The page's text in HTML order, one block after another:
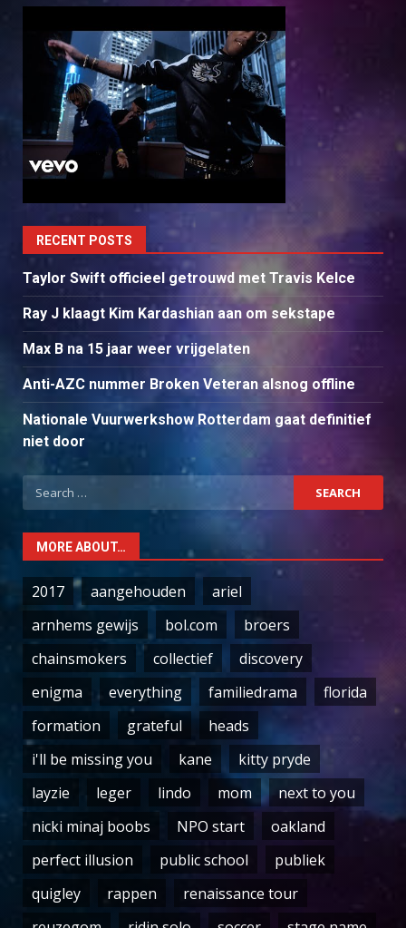
RECENT POSTS
Taylor Swift officieel getrouwd met Travis Kelce
Ray J klaagt Kim Kardashian aan om sekstape
Max B na 15 jaar weer vrijgelaten
Anti-AZC nummer Broken Veteran alsnog offline
Nationale Vuurwerkshow Rotterdam gaat definitief
niet door
Search
for:
MORE ABOUT…
2017 aangehouden
ariel
arnhems gewijs
bol.com
broers
chainsmokers
collectief
discovery
enigma
everything familiedrama
florida
formation
grateful
heads
i'll be missing you
kane
kitty pryde
layzie
leger lindo mom
next to you
nicki minaj boobs
NPO start
oakland
perfect illusion
public school
publiek
quigley
rappen
renaissance tour